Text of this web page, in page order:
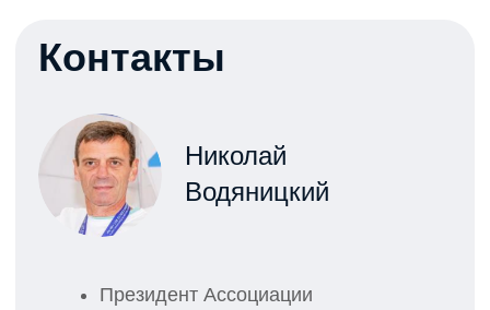
5
Оставьте автомобиль на парковке и следуйте
пешком в яхт-офис (300 метров)